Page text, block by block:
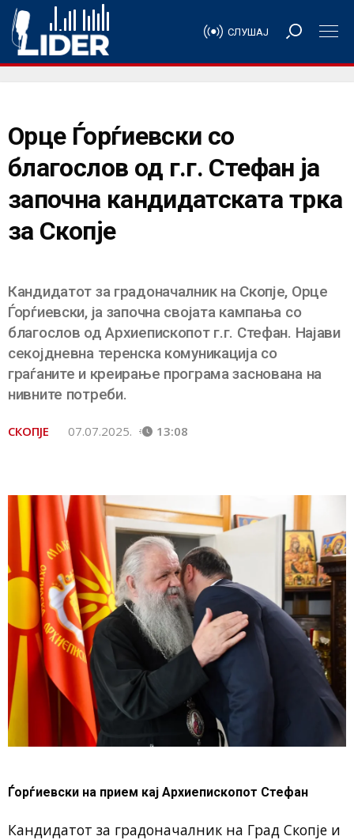
СЛУШАЈ
Орце Ѓорѓиевски со
благослов од г.г. Стефан ја
започна кандидатската трка
за Скопје
Кандидатот за градоначалник на Скопје, Орце
Ѓорѓиевски, ја започна својата кампања со
благослов од Архиепископот г.г. Стефан. Најави
секојдневна теренска комуникација со
граѓаните и креирање програма заснована на
нивните потреби.
СКОПЈЕ 07.07.2025. 13:08
Ѓорѓиевски на прием кај Архиепископот Стефан
Кандидатот за градоначалник на Град Скопје и